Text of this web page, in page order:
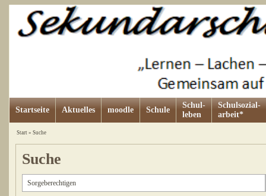
Startseite Aktuelles moodle Schule
Schul-
leben
Schulsozial-
arbeit*
Start» Suche
Suche